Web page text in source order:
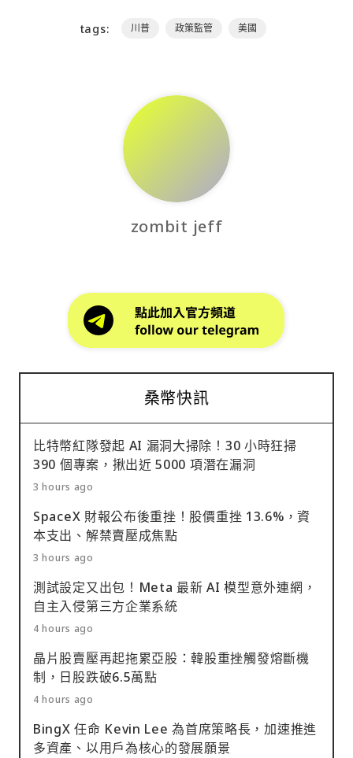
tags: 川普 政策監管 美國
zombit jeff
桑幣快訊
比特幣紅隊發起 AI 漏洞大掃除！30 小時狂掃
390 個專案，揪出近 5000 項潛在漏洞
3 hours ago
SpaceX 財報公布後重挫！股價重挫 13.6%，資
本支出、解禁賣壓成焦點
3 hours ago
測試設定又出包！Meta 最新 AI 模型意外連網，
自主入侵第三方企業系統
4 hours ago
晶片股賣壓再起拖累亞股：韓股重挫觸發熔斷機
制，日股跌破6.5萬點
4 hours ago
BingX 任命 Kevin Lee 為首席策略長，加速推進
多資產、以用戶為核心的發展願景